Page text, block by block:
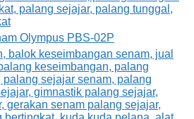
Olympus PBS-02P